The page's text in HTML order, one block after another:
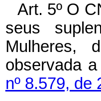
Art. 5º O
seus
Mulheres,
observada
nº 8.579, de